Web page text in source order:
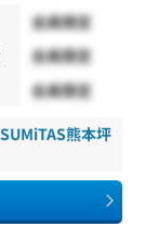
会員限定
会員限定
会員限定
熊本坪